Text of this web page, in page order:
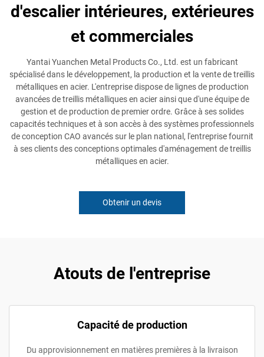
d'escalier intérieures, extérieures
et commerciales
Yantai Yuanchen Metal Products Co., Ltd. est un fabricant
spécialisé dans le développement, la production et la vente de treillis
métalliques en acier. L'entreprise dispose de lignes de production
avancées de treillis métalliques en acier ainsi que d'une équipe de
gestion et de production de premier ordre. Grâce à ses solides
capacités techniques et à son accès à des systèmes professionnels
de conception CAO avancés sur le plan national, l'entreprise fournit
à ses clients des conceptions optimales d'aménagement de treillis
métalliques en acier.
Obtenir un devis
Atouts de l'entreprise
Capacité de production
Du approvisionnement en matières premières à la livraison